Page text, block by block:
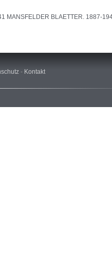
MANSFELDER BLAETTER. 1887-
- Kontakt